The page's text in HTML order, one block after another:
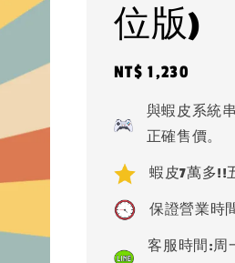
位版)
Regular
price
NT$ 1,230
與蝦皮系統
正確售價。
蝦皮7萬多!!
保證營業時
客服時間:周